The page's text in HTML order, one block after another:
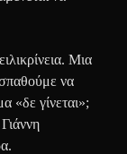
Μια
να
«δε γίνεται»;